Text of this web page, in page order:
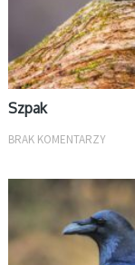
Szpak
BRAK KOMENTARZY
PTASI HOROSKOP